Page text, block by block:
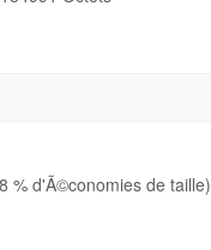
% d'Ã©conomies de taille)